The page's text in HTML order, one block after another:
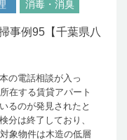
消毒・消臭
事例95【千葉県八
の電話相談が入っ
在する賃貸アパート
るのが発見されたと
分は終了しており、
象物件は木造の低層